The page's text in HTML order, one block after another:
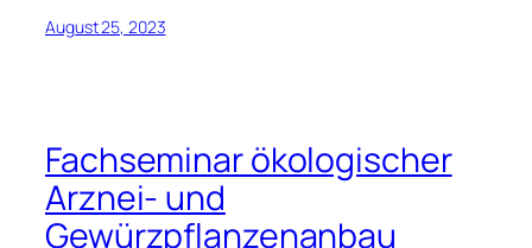
August 25, 2023
Fachseminar ökologischer
Arznei- und
Gewürzpflanzenanbau​